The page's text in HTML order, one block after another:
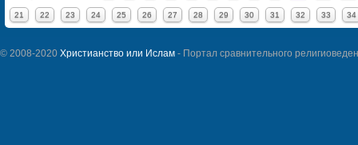
21 22 23 24 25 26 27 28 29 30 31 32 33 34
© 2008-2020 Христианство или Ислам - Портал сравнительного